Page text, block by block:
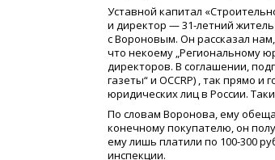
Уставной капитал «
и директор — 31-летний житель
с Вороновым. Он рассказал
что некоему „Региональному
директоров. В соглашении,
газеты“ и OCCRP) , так прямо и
юридических лиц в России.
По словам Воронова, ему
конечному покупателю, он
ему лишь платили по 100-300
инспекции.